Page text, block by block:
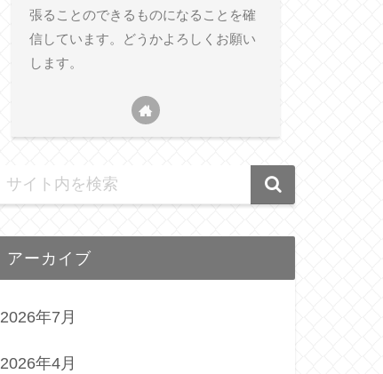
張ることのできるものになることを確
信しています。どうかよろしくお願い
します。
アーカイブ
2026年7月
2026年4月